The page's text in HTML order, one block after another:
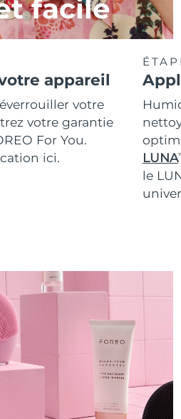
facile
appareil
votre
votre garantie
For You.
ici.
LUNA
le